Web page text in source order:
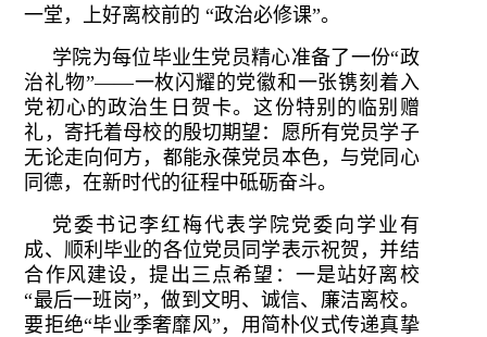
一堂，上好离校前的 “政治必修课”。
学院为每位毕业生党员精心准备了一份“政
治礼物”——一枚闪耀的党徽和一张镌刻着入
党初心的政治生日贺卡。这份特别的临别赠
礼，寄托着母校的殷切期望：愿所有党员学子
无论走向何方，都能永葆党员本色，与党同心
同德，在新时代的征程中砥砺奋斗。
党委书记李红梅代表学院党委向学业有
成、顺利毕业的各位党员同学表示祝贺，并结
合作风建设，提出三点希望：一是站好离校
“最后一班岗”，做到文明、诚信、廉洁离校。
要拒绝“毕业季奢靡风”，用简朴仪式传递真挚